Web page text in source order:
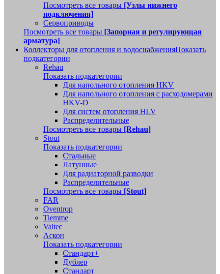
Посмотреть все товары [Узлы нижнего
подключения]
Сервоприводы
Посмотреть все товары [Запорная и регулирующая
арматура]
Коллекторы для отопления и водоснабженияПоказать
подкатегории
Rehau
Показать подкатегории
Для напольного отопления HKV
Для напольного отопления с расходомерами
HKV-D
Для систем отопления HLV
Распределительные
Посмотреть все товары [Rehau]
Stout
Показать подкатегории
Стальные
Латунные
Для радиаторной разводки
Распределительные
Посмотреть все товары [Stout]
FAR
Oventrop
Tiemme
Valtec
Аскон
Показать подкатегории
Стандарт+
Дублер
Стандарт